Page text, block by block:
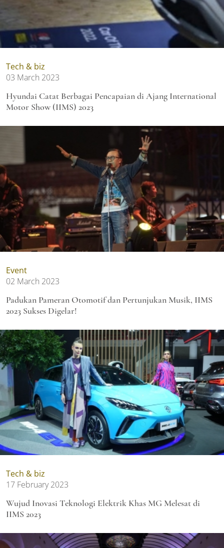
Tech & biz
03 March 2023
Hyundai Catat Berbagai Pencapaian di Ajang International
Motor Show (IIMS) 2023
Event
02 March 2023
Padukan Pameran Otomotif dan Pertunjukan Musik, IIMS
2023 Sukses Digelar!
Tech & biz
17 February 2023
Wujud Inovasi Teknologi Elektrik Khas MG Melesat di
IIMS 2023